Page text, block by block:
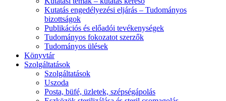
Kutatás engedélyezési eljárás – Tudományos
bizottságok
Publikációs és előadói tevékenységek
Tudományos fokozatot szerzők
Tudományos ülések
Könyvtár
Szolgáltatások
Szolgáltatások
Uszoda
Posta, büfé, üzletek, szépségápolás